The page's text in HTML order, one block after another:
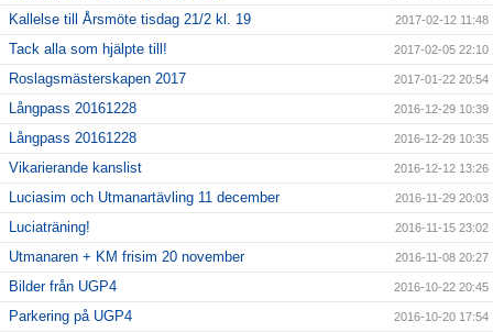
Kallelse till Årsmöte tisdag 21/2 kl. 19 2017-02-12 11:48
Tack alla som hjälpte till! 2017-02-05 22:10
Roslagsmästerskapen 2017 2017-01-22 20:54
Långpass 20161228 2016-12-29 10:39
Långpass 20161228 2016-12-29 10:35
Vikarierande kanslist 2016-12-12 13:26
Luciasim och Utmanartävling 11 december 2016-11-29 20:03
Luciaträning! 2016-11-15 23:02
Utmanaren + KM frisim 20 november 2016-11-08 20:27
Bilder från UGP4 2016-10-22 20:45
Parkering på UGP4 2016-10-20 17:54